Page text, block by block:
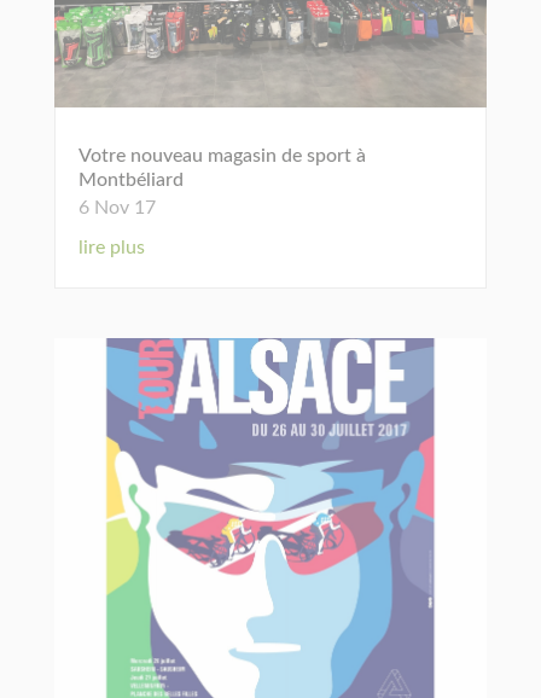
Votre nouveau magasin de sport à
Montbéliard
6 Nov 17
lire plus